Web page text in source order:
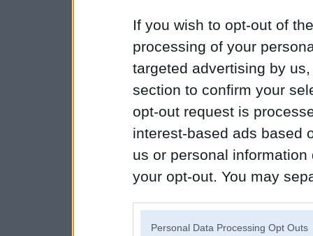
If you wish to opt-out of
processing of your
targeted advertising by
section to confirm your
opt-out request is
interest-based ads based
us or personal
your opt-out. You may
Personal Data Processing Opt Outs